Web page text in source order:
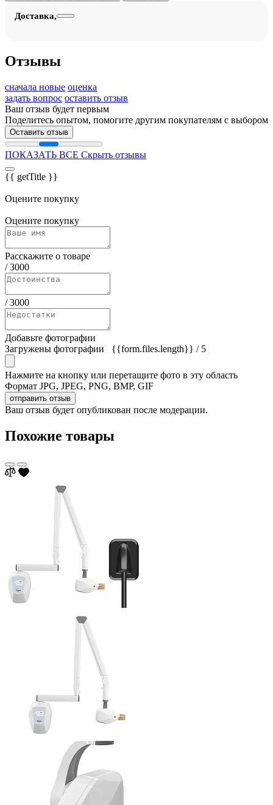
Доставка,
Отзывы
сначала новые оценка
задать вопрос оставить отзыв
Ваш отзыв будет первым
Поделитесь опытом, помогите другим покупателям с выбором
Оставить отзыв
ПОКАЗАТЬ ВСЕ Скрыть отзывы
{{ getTitle }}
Оцените покупку
Оцените покупку
Расскажите о товаре
/3000
/3000
Добавьте фотографии
Загружены фотографии
{{form.files.length}} / 5
Нажмите на кнопку или перетащите фото в эту область
Формат JPG, JPEG, PNG, BMP, GIF
отправить отзыв
Ваш отзыв будет опубликован после модерации.
Похожие товары